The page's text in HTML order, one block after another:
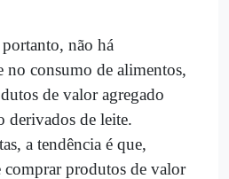
não há
no consumo de alimentos,
de valor agregado
derivados de leite.
a tendência é que,
produtos de valor